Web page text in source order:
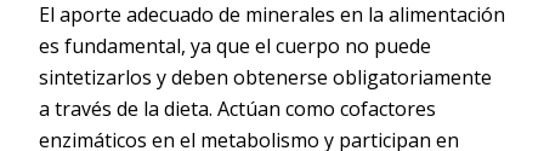
El aporte adecuado de minerales en la alimentación
es fundamental, ya que el cuerpo no puede
sintetizarlos y deben obtenerse obligatoriamente
a través de la dieta. Actúan como cofactores
enzimáticos en el metabolismo y participan en